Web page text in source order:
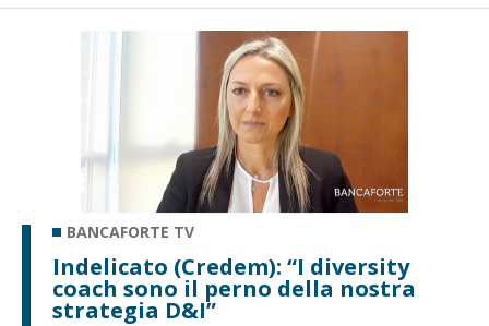
BANCAFORTE TV
Indelicato (Credem): “I diversity
coach sono il perno della nostra
strategia D&I”